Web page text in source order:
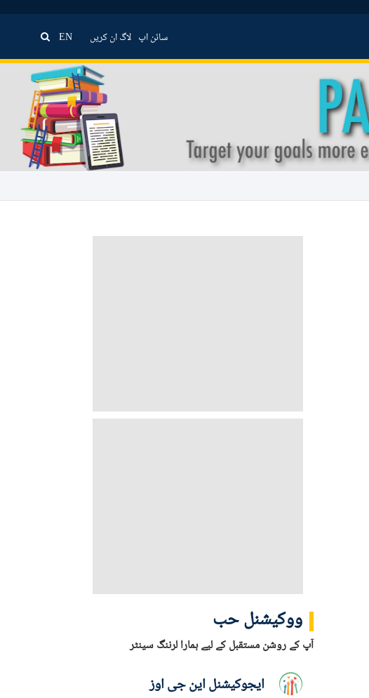
سائن اپ لاگ ان کریں EN
ووکیشنل حب
آپ کے روشن مستقبل کے لیے ہمارا لرننگ سینٹر
ایجوکیشنل این جی اوز